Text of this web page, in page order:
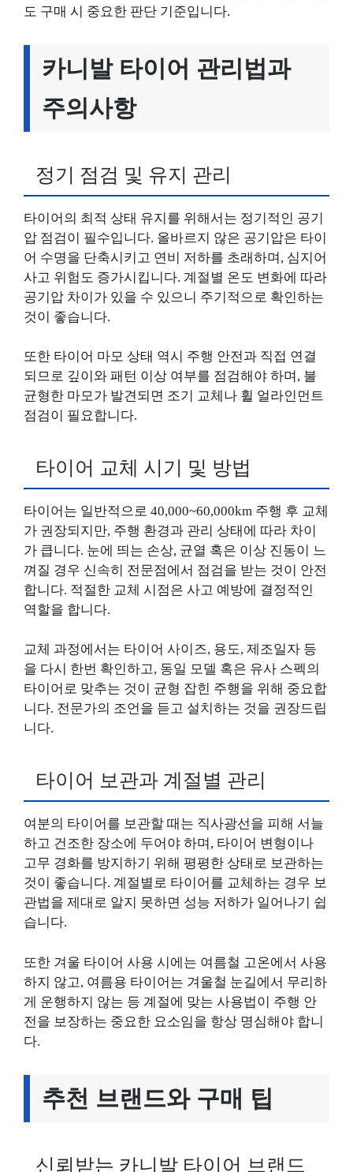
도 구매 시 중요한 판단 기준입니다.
카니발 타이어 관리법과
주의사항
정기 점검 및 유지 관리
타이어의 최적 상태 유지를 위해서는 정기적인 공기
압 점검이 필수입니다. 올바르지 않은 공기압은 타이
어 수명을 단축시키고 연비 저하를 초래하며, 심지어
사고 위험도 증가시킵니다. 계절별 온도 변화에 따라
공기압 차이가 있을 수 있으니 주기적으로 확인하는
것이 좋습니다.
또한 타이어 마모 상태 역시 주행 안전과 직접 연결
되므로 깊이와 패턴 이상 여부를 점검해야 하며, 불
균형한 마모가 발견되면 조기 교체나 휠 얼라인먼트
점검이 필요합니다.
타이어 교체 시기 및 방법
타이어는 일반적으로 40,000~60,000km 주행 후 교체
가 권장되지만, 주행 환경과 관리 상태에 따라 차이
가 큽니다. 눈에 띄는 손상, 균열 혹은 이상 진동이 느
껴질 경우 신속히 전문점에서 점검을 받는 것이 안전
합니다. 적절한 교체 시점은 사고 예방에 결정적인
역할을 합니다.
교체 과정에서는 타이어 사이즈, 용도, 제조일자 등
을 다시 한번 확인하고, 동일 모델 혹은 유사 스펙의
타이어로 맞추는 것이 균형 잡힌 주행을 위해 중요합
니다. 전문가의 조언을 듣고 설치하는 것을 권장드립
니다.
타이어 보관과 계절별 관리
여분의 타이어를 보관할 때는 직사광선을 피해 서늘
하고 건조한 장소에 두어야 하며, 타이어 변형이나
고무 경화를 방지하기 위해 평평한 상태로 보관하는
것이 좋습니다. 계절별로 타이어를 교체하는 경우 보
관법을 제대로 알지 못하면 성능 저하가 일어나기 쉽
습니다.
또한 겨울 타이어 사용 시에는 여름철 고온에서 사용
하지 않고, 여름용 타이어는 겨울철 눈길에서 무리하
게 운행하지 않는 등 계절에 맞는 사용법이 주행 안
전을 보장하는 중요한 요소임을 항상 명심해야 합니
다.
추천 브랜드와 구매 팁
신뢰받는 카니발 타이어 브랜드